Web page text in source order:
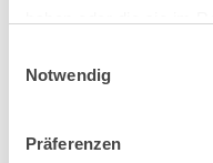
Notwendig
Präferenzen